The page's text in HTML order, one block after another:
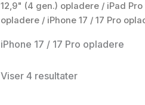
12,9" (4 gen.) opladere / iPad Pro
opladere / iPhone 17 / 17 Pro
iPhone 17 / 17 Pro opladere
Viser 4 resultater